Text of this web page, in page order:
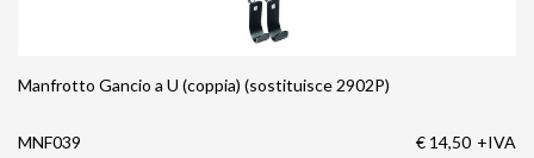
Manfrotto Gancio a U (coppia) (sostituisce 2902P)
MNF039 € 14,50 +IVA